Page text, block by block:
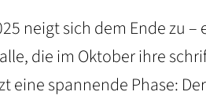
neigt sich dem Ende zu
die im Oktober ihre
eine spannende Phase: